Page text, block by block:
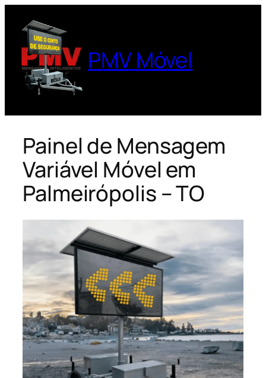
para
conteúdo
PMV Móvel
Painel de Mensagem
Variável Móvel em
Palmeirópolis – TO